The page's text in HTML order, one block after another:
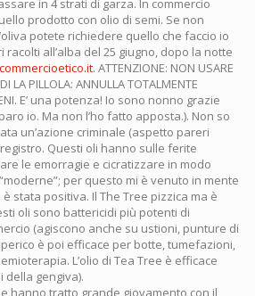
in 4 strati di garza. In commercio
prodotto con olio di semi. Se non
potete richiedere quello che faccio io
all’alba del 25 giugno, dopo la notte
. ATTENZIONE: NON USARE
LA PILLOLA: ANNULLA TOTALMENTE
E’ una potenza! Io sono nonno grazie
io. Ma non l’ho fatto apposta.). Non so
un’azione criminale (aspetto pareri
Questi oli hanno sulle ferite
le emorragie e cicratizzare in modo
per questo mi è venuto in mente
stata positiva. Il The Tree pizzica ma è
oli sono battericidi più potenti di
(agiscono anche su ustioni, punture di
è poi efficace per botte, tumefazioni,
L’olio di Tea Tree è efficace
gengiva).
hanno tratto grande giovamento con il